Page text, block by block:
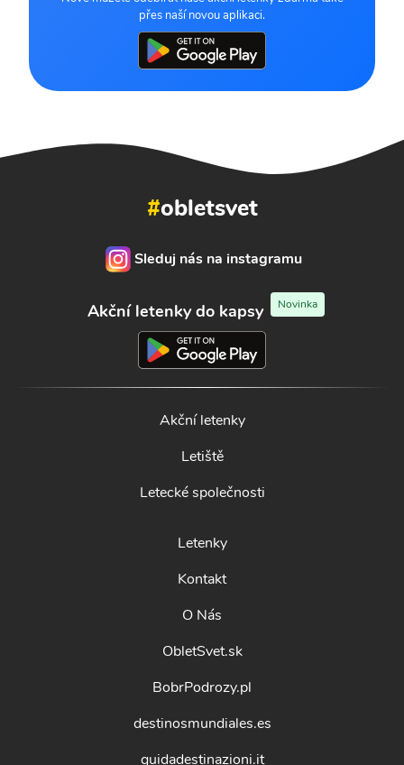
přes naší novou aplikaci.
#obletsvet
Sleduj nás na instagramu
Akční letenky do kapsy Novinka
Akční letenky
Letiště
Letecké společnosti
Letenky
Kontakt
O Nás
ObletSvet.sk
BobrPodrozy.pl
destinosmundiales.es
guidadestinazioni.it